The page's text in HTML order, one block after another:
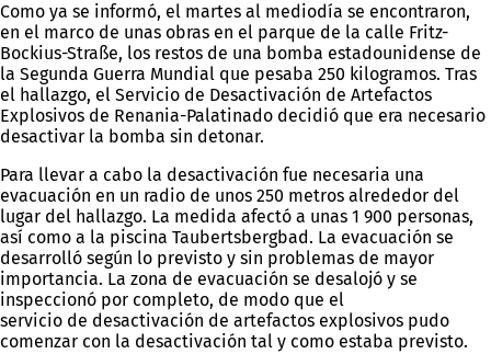
Como ya se informó, el martes al mediodía se encontraron,
en el marco de unas obras en el parque de la calle Fritz-
Bockius-Straße, los restos de una bomba estadounidense de
la Segunda Guerra Mundial que pesaba 250 kilogramos. Tras
el hallazgo, el Servicio de Desactivación de Artefactos
Explosivos de Renania-Palatinado decidió que era necesario
desactivar la bomba sin detonar.
Para llevar a cabo la desactivación fue necesaria una
evacuación en un radio de unos 250 metros alrededor del
lugar del hallazgo. La medida afectó a unas 1 900 personas,
así como a la piscina Taubertsbergbad. La evacuación se
desarrolló según lo previsto y sin problemas de mayor
importancia. La zona de evacuación se desalojó y se
inspeccionó por completo, de modo que el
servicio de desactivación de artefactos explosivos pudo
comenzar con la desactivación tal y como estaba previsto.